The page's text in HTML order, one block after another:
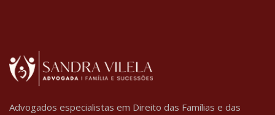
Advogados especialistas em Direito das Famílias e das